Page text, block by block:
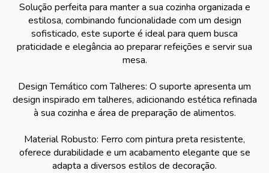
Solução perfeita para manter a sua cozinha organizada e
estilosa, combinando funcionalidade com um design
sofisticado, este suporte é ideal para quem busca
praticidade e elegância ao preparar refeições e servir sua
mesa.
Design Temático com Talheres: O suporte apresenta um
design inspirado em talheres, adicionando estética refinada
à sua cozinha e área de preparação de alimentos.
Material Robusto: Ferro com pintura preta resistente,
oferece durabilidade e um acabamento elegante que se
adapta a diversos estilos de decoração.